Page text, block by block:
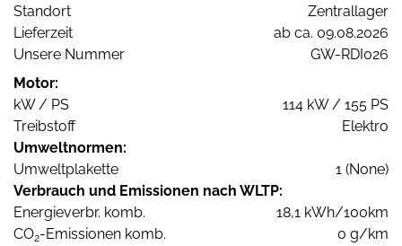
Standort
Zentrallager
Lieferzeit
ab ca. 09.08.2026
Unsere Nummer
GW-RDI026
Motor:
kW / PS
114 kW / 155 PS
Treibstoff
Elektro
Umweltnormen:
Umweltplakette
1 (None)
Verbrauch und Emissionen nach WLTP:
Energieverbr. komb.
18,1 kWh/100km
CO2-Emissionen komb.
0 g/km